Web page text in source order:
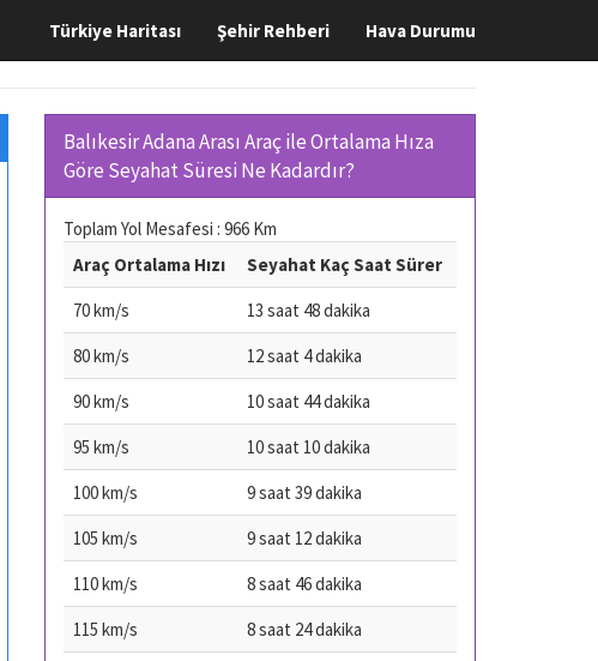
Türkiye Haritası Şehir Rehberi Hava Durumu
Balıkesir Adana Arası Araç ile Ortalama Hıza
Göre Seyahat Süresi Ne Kadardır?
Toplam Yol Mesafesi : 966 Km
Araç Ortalama Hızı
Seyahat Kaç Saat Sürer
70 km/s
13 saat 48 dakika
80 km/s
12 saat 4 dakika
90 km/s
10 saat 44 dakika
95 km/s
10 saat 10 dakika
100 km/s
9 saat 39 dakika
105 km/s
9 saat 12 dakika
110 km/s
8 saat 46 dakika
115 km/s
8 saat 24 dakika